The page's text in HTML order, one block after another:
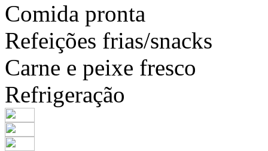
Comida pronta
Refeições frias/snacks
Carne e peixe fresco
Refrigeração